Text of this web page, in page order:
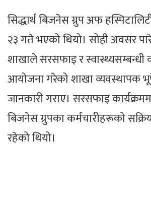
सिद्धार्थ बिजनेस ग्रुप अफ
२३ गते भएको थियो। सोही अवसर
शाखाले सरसफाइ र स्वास्थ्यसम्बन्धी
आयोजना गरेको शाखा व्यवस्थापक
जानकारी गराए। सरसफाइ
बिजनेस ग्रुपका कर्मचारीहरूको
रहेको थियो।